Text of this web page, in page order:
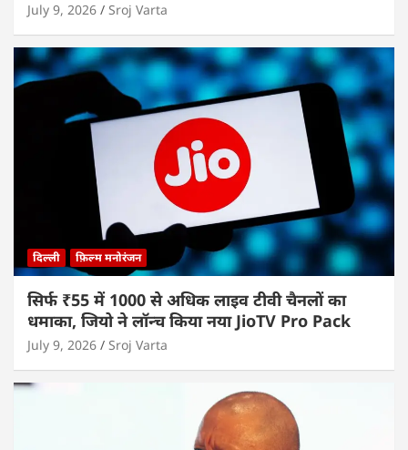
July 9, 2026 Sroj Varta
दिल्ली फ़िल्म मनोरंजन
सिर्फ ₹55 में 1000 से अधिक लाइव टीवी चैनलों का
धमाका, जियो ने लॉन्च किया नया JioTV Pro Pack
July 9, 2026 Sroj Varta